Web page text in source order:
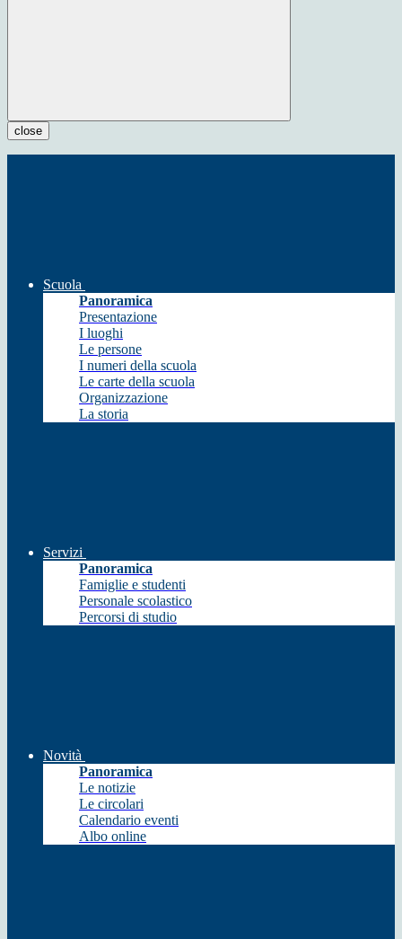
close
Scuola
Panoramica
Presentazione
I luoghi
Le persone
I numeri della scuola
Le carte della scuola
Organizzazione
La storia
Servizi
Panoramica
Famiglie e studenti
Personale scolastico
Percorsi di studio
Novità
Panoramica
Le notizie
Le circolari
Calendario eventi
Albo online